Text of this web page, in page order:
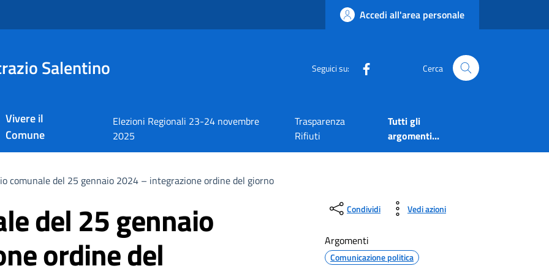
Accedi all'area personale
Salentino Seguici su: Cerca
Vivere il
Comune
Elezioni Regionali 23-24 novembre
2025
Trasparenza
Rifiuti
Tutti gli
argomenti...
comunale del 25 gennaio 2024 – integrazione ordine del giorno
del 25 gennaio
ordine del
Condividi Vedi azioni
Argomenti
Comunicazione politica